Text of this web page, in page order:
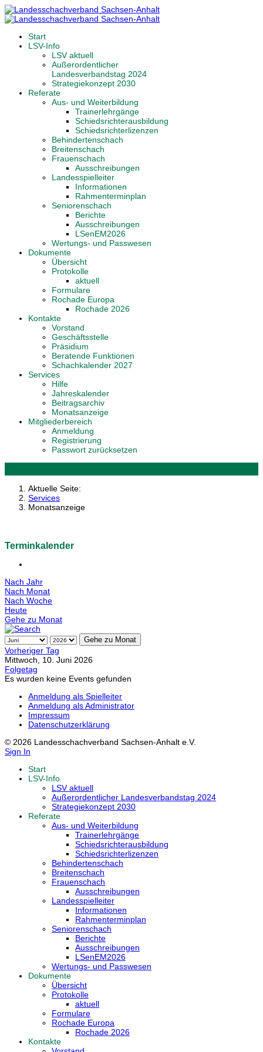
Start
LSV-Info
LSV aktuell
Außerordentlicher
Landesverbandstag 2024
Strategiekonzept 2030
Referate
Aus- und Weiterbildung
Trainerlehrgänge
Schiedsrichterausbildung
Schiedsrichterlizenzen
Behindertenschach
Breitenschach
Frauenschach
Ausschreibungen
Landesspielleiter
Informationen
Rahmenterminplan
Seniorenschach
Berichte
Ausschreibungen
LSenEM2026
Wertungs- und Passwesen
Dokumente
Übersicht
Protokolle
aktuell
Formulare
Rochade Europa
Rochade 2026
Kontakte
Vorstand
Geschäftsstelle
Präsidium
Beratende Funktionen
Schachkalender 2027
Services
Hilfe
Jahreskalender
Beitragsarchiv
Monatsanzeige
Mitgliederbereich
Anmeldung
Registrierung
Passwort zurücksetzen
Aktuelle Seite:
Services
Monatsanzeige
Terminkalender
Nach Jahr
Nach Monat
Nach Woche
Heute
Gehe zu Monat
Gehe zu Monat
Vorheriger Tag
Mittwoch, 10. Juni 2026
Folgetag
Es wurden keine Events gefunden
Anmeldung als Spielleiter
Anmeldung als Administrator
Impressum
Datenschutzerklärung
© 2026 Landesschachverband Sachsen-Anhalt e.V.
Sign In
Start
LSV-Info
LSV aktuell
Außerordentlicher Landesverbandstag 2024
Strategiekonzept 2030
Referate
Aus- und Weiterbildung
Trainerlehrgänge
Schiedsrichterausbildung
Schiedsrichterlizenzen
Behindertenschach
Breitenschach
Frauenschach
Ausschreibungen
Landesspielleiter
Informationen
Rahmenterminplan
Seniorenschach
Berichte
Ausschreibungen
LSenEM2026
Wertungs- und Passwesen
Dokumente
Übersicht
Protokolle
aktuell
Formulare
Rochade Europa
Rochade 2026
Kontakte